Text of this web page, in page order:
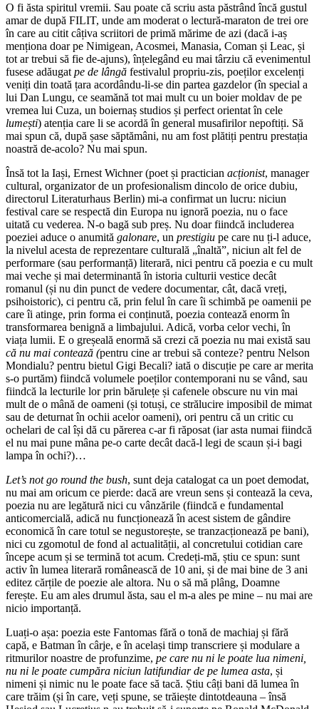
O fi ăsta spiritul vremii. Sau poate că scriu asta păstrând încă gustul
amar de după FILIT, unde am moderat o lectură-maraton de trei ore
în care au citit câțiva scriitori de primă mărime de azi (dacă i-aș
menționa doar pe Nimigean, Acosmei, Manasia, Coman și Leac, și
tot ar trebui să fie de-ajuns), înțelegând eu mai târziu că evenimentul
fusese adăugat pe de lângă festivalul propriu-zis, poeților excelenți
veniți din toată țara acordându-li-se din partea gazdelor (în special a
lui Dan Lungu, ce seamănă tot mai mult cu un boier moldav de pe
vremea lui Cuza, un boiernaș studios și perfect orientat în cele
lumești) atenția care li se acordă în general musafirilor nepoftiți. Să
mai spun că, după șase săptămâni, nu am fost plătiți pentru prestația
noastră de-acolo? Nu mai spun.
Însă tot la Iași, Ernest Wichner (poet și practician acționist, manager
cultural, organizator de un profesionalism dincolo de orice dubiu,
directorul Literaturhaus Berlin) mi-a confirmat un lucru: niciun
festival care se respectă din Europa nu ignoră poezia, nu o face
uitată cu vederea. N-o bagă sub preș. Nu doar fiindcă includerea
poeziei aduce o anumită galonare, un prestigiu pe care nu ți-l aduce,
la nivelul acesta de reprezentare culturală „înaltă”, niciun alt fel de
performare (sau performanță) literară, nici pentru că poezia e cu mult
mai veche și mai determinantă în istoria culturii vestice decât
romanul (și nu din punct de vedere documentar, cât, dacă vreți,
psihoistoric), ci pentru că, prin felul în care îi schimbă pe oamenii pe
care îi atinge, prin forma ei conținută, poezia contează enorm în
transformarea benignă a limbajului. Adică, vorba celor vechi, în
viața lumii. E o greșeală enormă să crezi că poezia nu mai există sau
că nu mai contează (pentru cine ar trebui să conteze? pentru Nelson
Mondialu? pentru bietul Gigi Becali? iată o discuție pe care ar merita
s-o purtăm) fiindcă volumele poeților contemporani nu se vând, sau
fiindcă la lecturile lor prin bărulețe și cafenele obscure nu vin mai
mult de o mână de oameni (și totuși, ce strălucire imposibil de mimat
sau de deturnat în ochii acelor oameni), ori pentru că un critic cu
ochelari de cal își dă cu părerea c-ar fi răposat (iar asta numai fiindcă
el nu mai pune mâna pe-o carte decât dacă-l legi de scaun și-i bagi
lampa în ochi?)…
Let’s not go round the bush, sunt deja catalogat ca un poet demodat,
nu mai am oricum ce pierde: dacă are vreun sens și contează la ceva,
poezia nu are legătură nici cu vânzările (fiindcă e fundamental
anticomercială, adică nu funcționează în acest sistem de gândire
economică în care totul se negustorește, se tranzacționează pe bani),
nici cu zgomotul de fond al actualității, al concretului cotidian care
începe acum și se termină tot acum. Credeți-mă, știu ce spun: sunt
activ în lumea literară românească de 10 ani, și de mai bine de 3 ani
editez cărțile de poezie ale altora. Nu o să mă plâng, Doamne
ferește. Eu am ales drumul ăsta, sau el m-a ales pe mine – nu mai are
nicio importanță.
Luați-o așa: poezia este Fantomas fără o tonă de machiaj și fără
capă, e Batman în cârje, e în același timp transcriere și modulare a
ritmurilor noastre de profunzime, pe care nu ni le poate lua nimeni,
nu ni le poate cumpăra niciun latifundiar de pe lumea asta, și
nimeni și nimic nu le poate face să tacă. Știu câți bani dă lumea în
care trăim (și în care, veți spune, se trăiește dintotdeauna – însă